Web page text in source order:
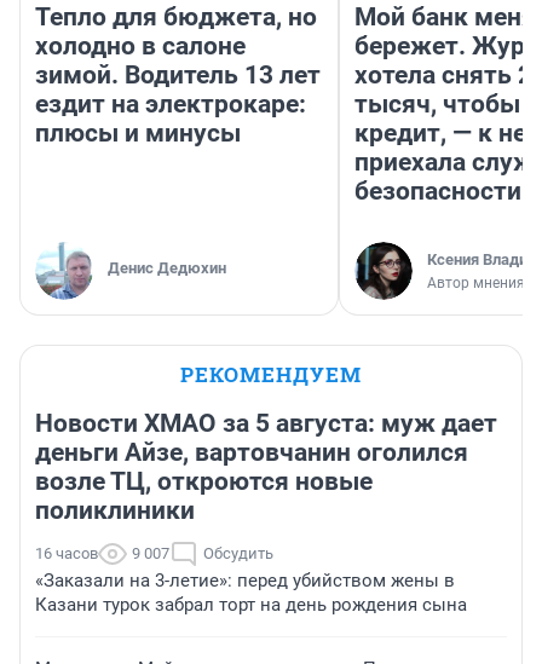
Тепло для бюджета, но
холодно в салоне
зимой. Водитель 13 лет
ездит на электрокаре:
плюсы и минусы
Денис Дедюхин
Мой банк меня
бережет.
хотела снять
тысяч, чтобы
кредит, — к
приехала
безопасности
Ксения
Автор мнения
РЕКОМЕНДУЕМ
Новости ХМАО за 5 августа: муж дает
деньги Айзе, вартовчанин оголился
возле ТЦ, откроются новые
поликлиники
16 часов 9 007 Обсудить
«Заказали на 3-летие»: перед убийством жены в
Казани турок забрал торт на день рождения сына